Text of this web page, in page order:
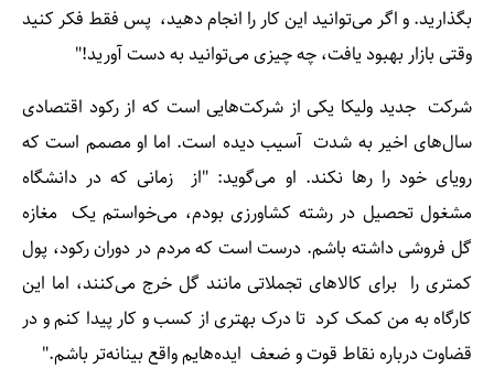
بگذارید. و اگر می‌توانید این کار را انجام دهید، پس فقط فکر کنید
وقتی بازار بهبود یافت، چه چیزی می‌توانید به دست آورید!"
شرکت جدید ولیکا یکی از شرکت‌هایی است که از رکود اقتصادی
سال‌های اخیر به شدت آسیب دیده است. اما او مصمم است که
رویای خود را رها نکند. او می‌گوید: "از زمانی که در دانشگاه
مشغول تحصیل در رشته کشاورزی بودم، می‌خواستم یک مغازه
گل فروشی داشته باشم. درست است که مردم در دوران رکود، پول
کمتری را برای کالاهای تجملاتی مانند گل خرج می‌کنند، اما این
کارگاه به من کمک کرد تا درک بهتری از کسب و کار پیدا کنم و در
قضاوت درباره نقاط قوت و ضعف ایده‌هایم واقع بینانه‌تر باشم."